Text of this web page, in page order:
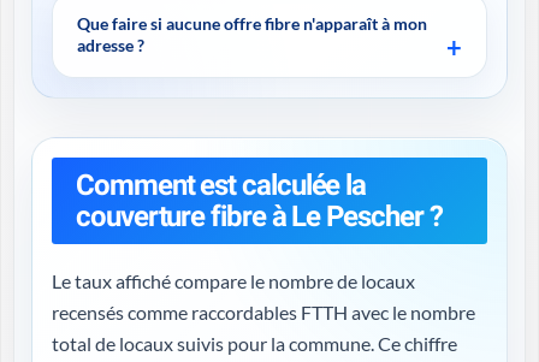
Que faire si aucune offre fibre n'apparaît à mon
adresse ?
Comment est calculée la
couverture fibre à Le Pescher ?
Le taux affiché compare le nombre de locaux
recensés comme raccordables FTTH avec le nombre
total de locaux suivis pour la commune. Ce chiffre